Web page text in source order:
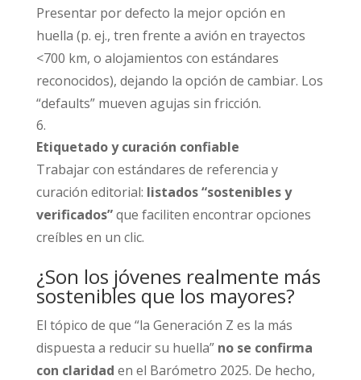
Presentar por defecto la mejor opción en
huella (p. ej., tren frente a avión en trayectos
<700 km, o alojamientos con estándares
reconocidos), dejando la opción de cambiar. Los
“defaults” mueven agujas sin fricción.
Etiquetado y curación confiable
Trabajar con estándares de referencia y
curación editorial: listados “sostenibles y
verificados”que faciliten encontrar opciones
creíbles en un clic.
¿Son los jóvenes realmente más
sostenibles que los mayores?
El tópico de que “la Generación Z es la más
dispuesta a reducir su huella” no se confirma
con claridad en el Barómetro 2025. De hecho,